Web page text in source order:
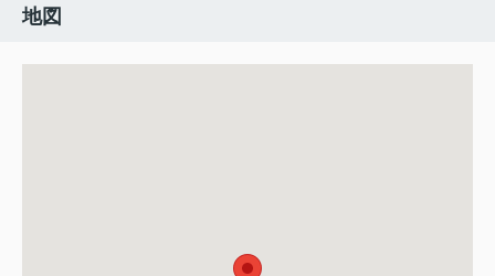
地図